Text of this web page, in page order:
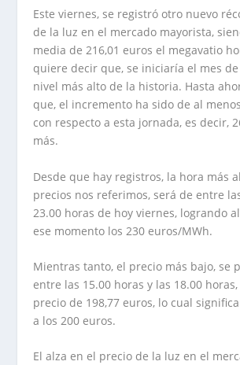
Este viernes, se registró otro nuevo
de la luz en el mercado mayorista,
media de 216,01 euros el megavatio
quiere decir que, se iniciaría el mes
nivel más alto de la historia. Hasta
que, el incremento ha sido de al
con respecto a esta jornada, es decir,
más.
Desde que hay registros, la hora más
precios nos referimos, será de entre
23.00 horas de hoy viernes, logrando
ese momento los 230 euros/MWh.
Mientras tanto, el precio más bajo, se
entre las 15.00 horas y las 18.00
precio de 198,77 euros, lo cual
a los 200 euros.
El alza en el precio de la luz en el